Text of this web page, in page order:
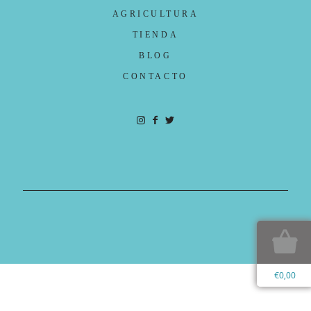
AGRICULTURA
TIENDA
BLOG
CONTACTO
€0,00